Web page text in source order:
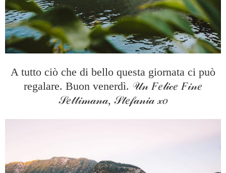
A tutto ciò che di bello questa giornata ci può
regalare. Buon venerdì. 𝒰𝓃 𝐹𝑒𝓁𝒾𝒸𝑒 𝐹𝒾𝓃𝑒
𝒮𝑒𝓉𝓉𝒾𝓂𝒶𝓃𝒶, 𝒮𝓉𝑒𝒻𝒶𝓃𝒾𝒶 𝓍𝑜